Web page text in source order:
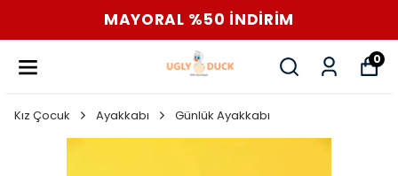
MAYORAL %50 İNDİRİM
0
Kız Çocuk Ayakkabı Günlük Ayakkabı